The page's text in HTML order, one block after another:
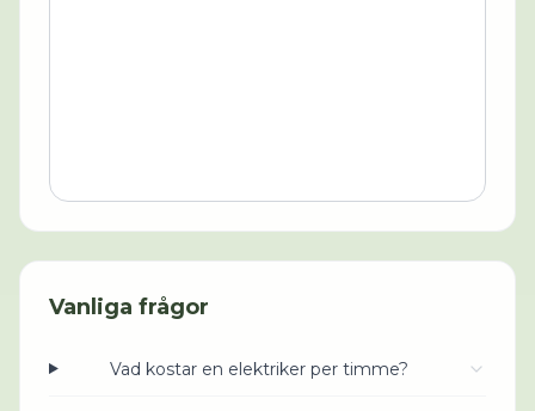
Vanliga frågor
Vad kostar en elektriker per timme?